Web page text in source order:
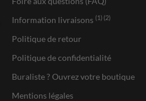
Information livraisons (1) (2)
Politique de retour
Politique de confidentialité
Buraliste ? Ouvrez votre boutique
Mentions légales